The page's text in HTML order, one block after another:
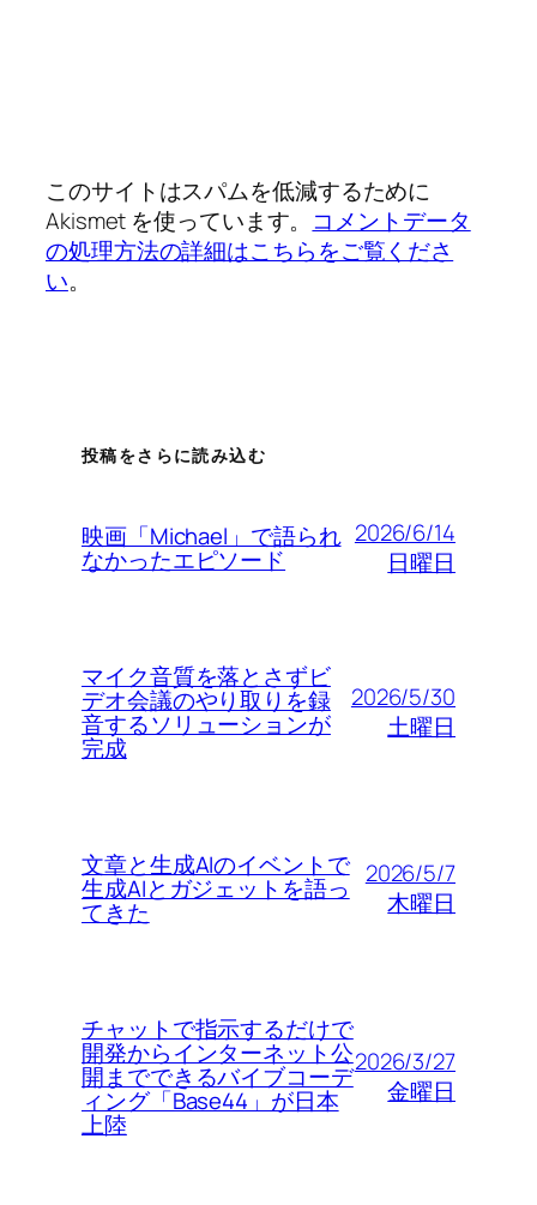
このサイトはスパムを低減するために
Akismet を使っています。 コメントデータ
の処理方法の詳細はこちらをご覧くださ
い。
投稿をさらに読み込む
映画「Michael」で語られ
なかったエピソード
2026/6/14
日曜日
マイク音質を落とさずビ
デオ会議のやり取りを録
音するソリューションが
完成
2026/5/30
土曜日
文章と生成AIのイベントで
生成AIとガジェットを語っ
てきた
2026/5/7
木曜日
チャットで指示するだけで
開発からインターネット公
開までできるバイブコーデ
ィング「Base44」が日本
上陸
2026/3/27
金曜日